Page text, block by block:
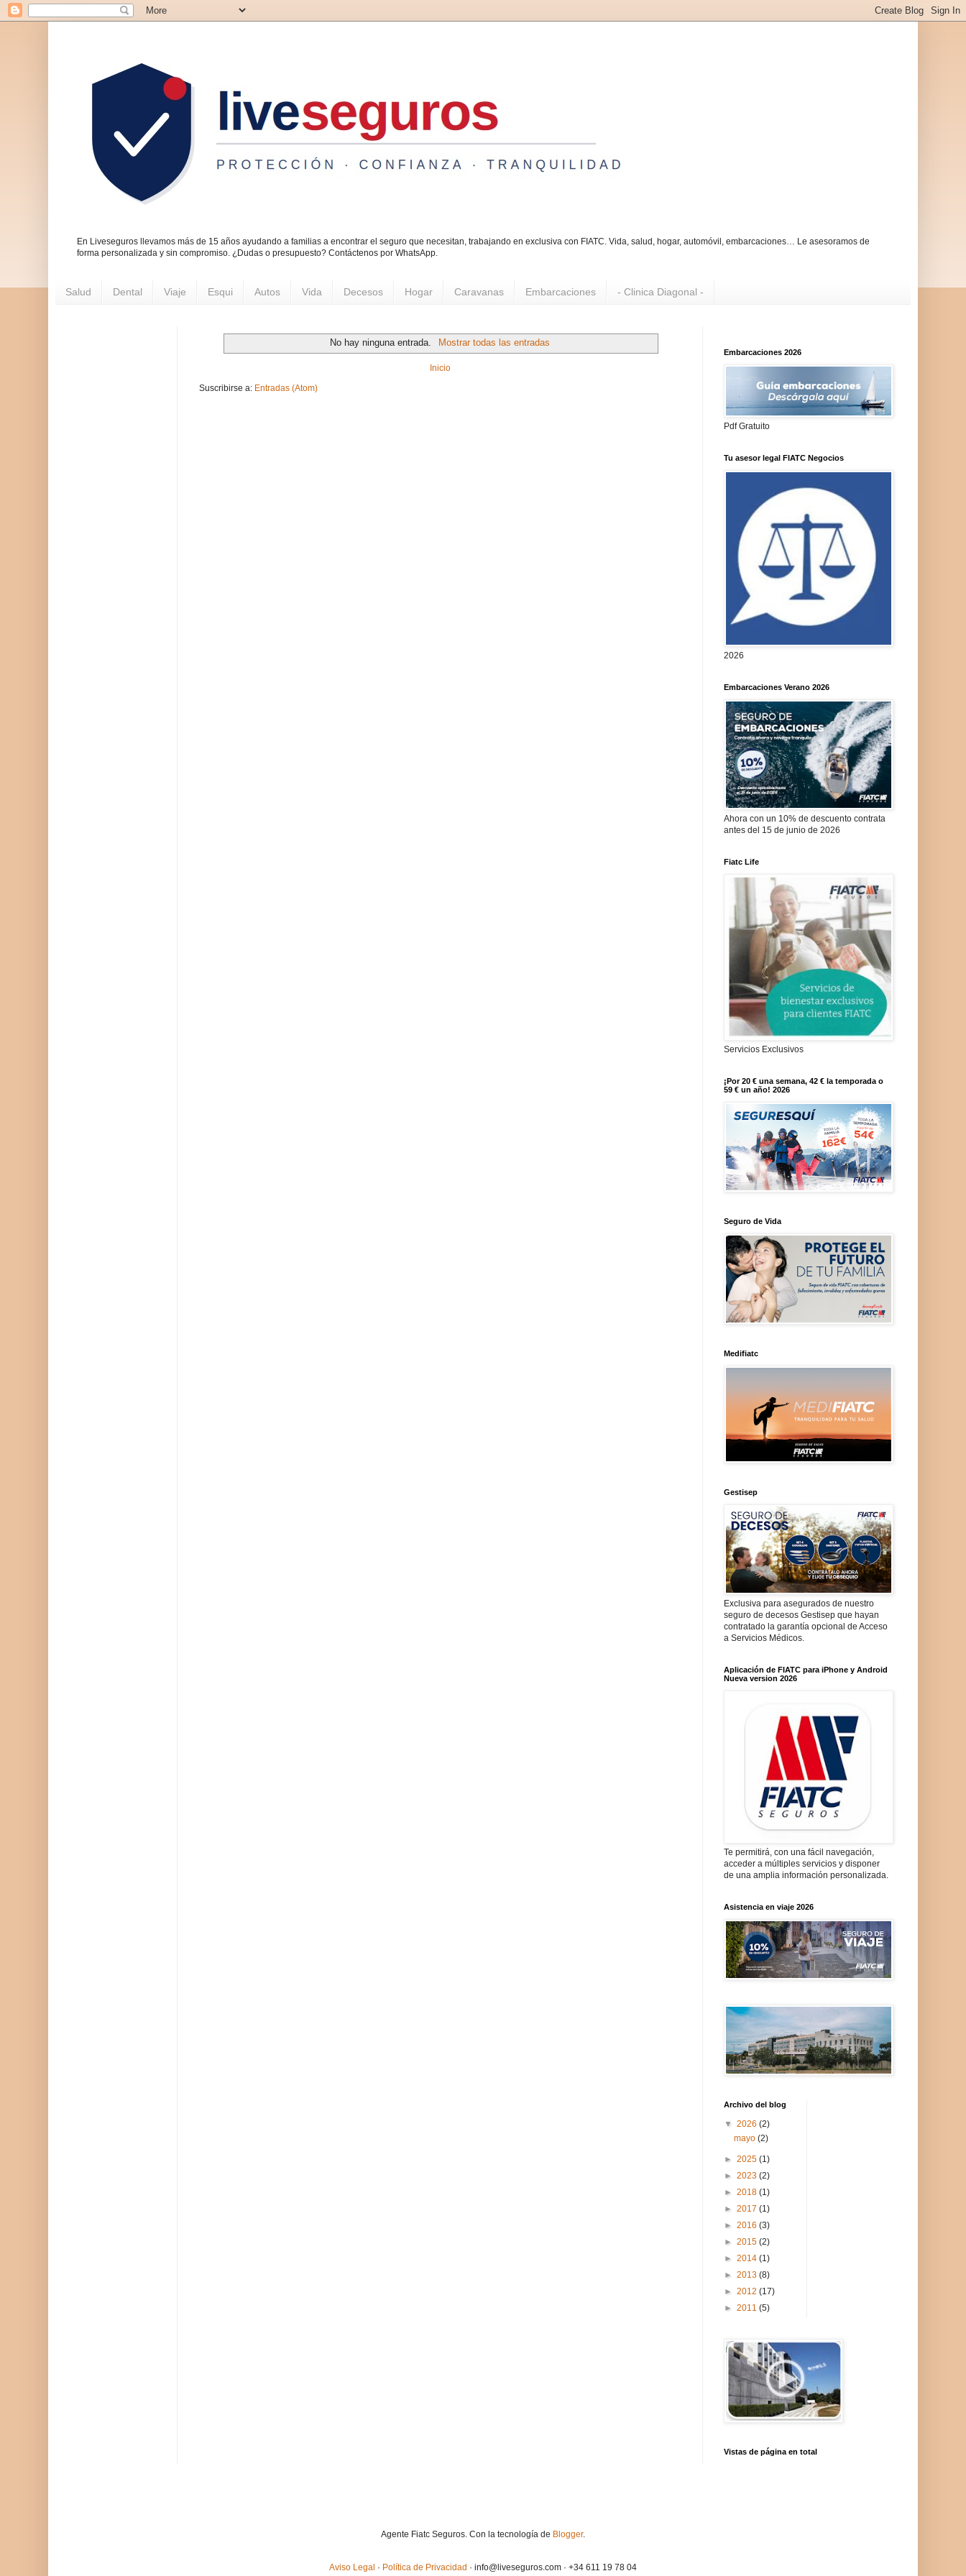
En Liveseguros llevamos más de 15 años ayudando a familias a encontrar el seguro que necesitan, trabajando en exclusiva con FIATC. Vida, salud, hogar, automóvil, embarcaciones… Le asesoramos de
forma personalizada y sin compromiso. ¿Dudas o presupuesto? Contáctenos por WhatsApp.
Salud Dental Viaje Esqui Autos Vida Decesos Hogar Caravanas Embarcaciones - Clinica Diagonal -
No hay ninguna entrada. Mostrar todas las entradas
Inicio
Suscribirse a: Entradas (Atom)
Embarcaciones 2026
Pdf Gratuito
Tu asesor legal FIATC Negocios
2026
Embarcaciones Verano 2026
Ahora con un 10% de descuento contrata
antes del 15 de junio de 2026
Fiatc Life
Servicios Exclusivos
¡Por 20 € una semana, 42 € la temporada o
59 € un año! 2026
Seguro de Vida
Medifiatc
Gestisep
Exclusiva para asegurados de nuestro
seguro de decesos Gestisep que hayan
contratado la garantía opcional de Acceso
a Servicios Médicos.
Aplicación de FIATC para iPhone y Android
Nueva version 2026
Te permitirá, con una fácil navegación,
acceder a múltiples servicios y disponer
de una amplia información personalizada.
Asistencia en viaje 2026
Archivo del blog
▼ 2026 (2)
mayo(2)
► 2025 (1)
► 2023 (2)
► 2018 (1)
► 2017 (1)
► 2016 (3)
► 2015 (2)
► 2014 (1)
► 2013 (8)
► 2012 (17)
► 2011 (5)
Vistas de página en total
Agente Fiatc Seguros. Con la tecnología de Blogger.
Aviso Legal · Política de Privacidad · info@liveseguros.com · +34 611 19 78 04